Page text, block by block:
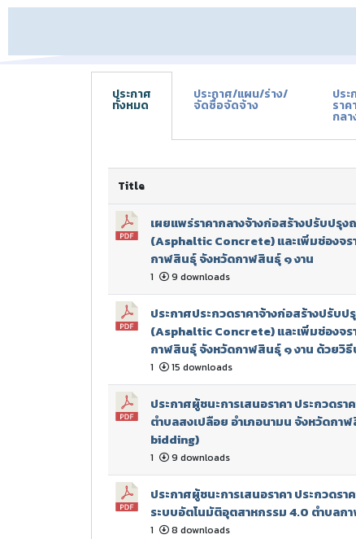
ประกาศ
ทั้งหมด
ประกาศ/แผน/ร่าง/
จัดซื้อจัดจ้าง
ประ
ราค
กลา
Title
เผยแพร่ราคากลางจ้างก่อสร้างปรับป
(Asphaltic Concrete) และเพิ่มช่องจร
กาฬสินธุ์ จังหวัดกาฬสินธุ์ ๑ งาน
1 9 downloads
ประกาศประกวดราคาจ้างก่อสร้างปรั
(Asphaltic Concrete) และเพิ่มช่องจร
กาฬสินธุ์ จังหวัดกาฬสินธุ์ ๑ งาน ด้วยวิ
1 15 downloads
ประกาศผู้ชนะการเสนอราคา ประกวด
ตำบลสงเปลือย อำเภอนามน จังหวัดกา
bidding)
1 9 downloads
ประกาศผู้ชนะการเสนอราคา ประกวด
ระบบอัตโนมัติอุตสาหกรรม 4.0 ตำบลก
1 8 downloads